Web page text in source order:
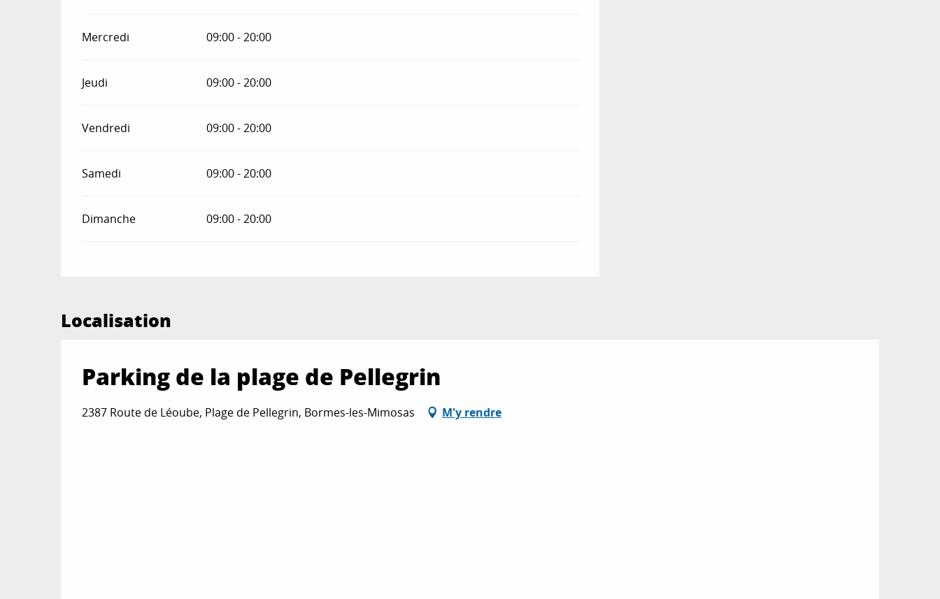
Mercredi 09:00 - 20:00
Jeudi 09:00 - 20:00
Vendredi 09:00 - 20:00
Samedi 09:00 - 20:00
Dimanche 09:00 - 20:00
Localisation
Parking de la plage de Pellegrin
2387 Route de Léoube, Plage de Pellegrin, Bormes-les-Mimosas M'y rendre